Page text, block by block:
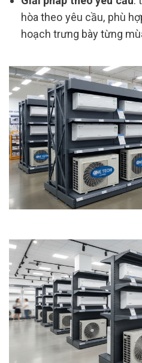
hòa theo yêu cầu, phù
hoạch trưng bày từng